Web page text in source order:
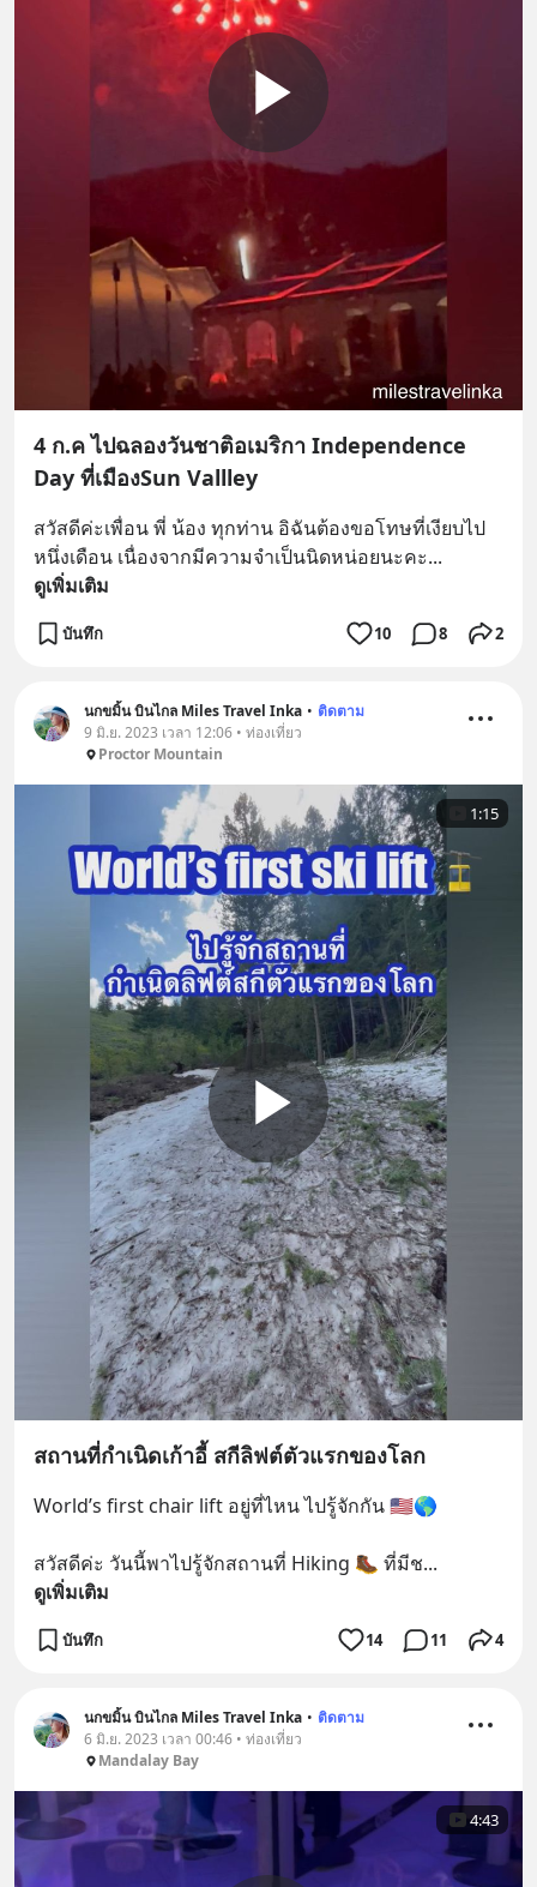
4 ก.ค ไปฉลองวันชาติอเมริกา Independence
Day ที่เมืองSun Vallley
สวัสดีค่ะเพื่อน พี่ น้อง ทุกท่าน อิฉันต้องขอโทษที่เงียบไป
หนึ่งเดือน เนื่องจากมีความจำเป็นนิดหน่อยนะคะ...
ดูเพิ่มเติม
บันทึก 10 8 2
นกขมิ้น บินไกล Miles Travel Inka • ติดตาม
9 มิ.ย. 2023 เวลา 12:06 • ท่องเที่ยว
Proctor Mountain
1:15
สถานที่กำเนิดเก้าอี้ สกีลิฟต์ตัวแรกของโลก
World’s first chair lift อยู่ที่ไหน ไปรู้จักกัน 🇺🇸🌎
สวัสดีค่ะ วันนี้พาไปรู้จักสถานที่ Hiking 🥾 ที่มีช...
ดูเพิ่มเติม
บันทึก 14 11 4
นกขมิ้น บินไกล Miles Travel Inka • ติดตาม
6 มิ.ย. 2023 เวลา 00:46 • ท่องเที่ยว
Mandalay Bay
4:43